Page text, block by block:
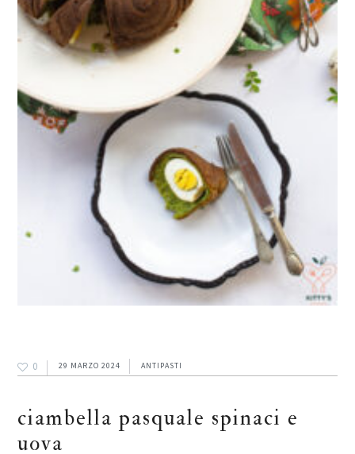
0 29 MARZO 2024 ANTIPASTI
ciambella pasquale spinaci e
uova